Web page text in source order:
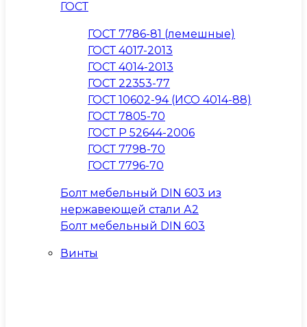
ГОСТ
ГОСТ 7786-81 (лемешные)
ГОСТ 4017-2013
ГОСТ 4014-2013
ГОСТ 22353-77
ГОСТ 10602-94 (ИСО 4014-88)
ГОСТ 7805-70
ГОСТ Р 52644-2006
ГОСТ 7798-70
ГОСТ 7796-70
Болт мебельный DIN 603 из
нержавеющей стали А2
Болт мебельный DIN 603
Винты